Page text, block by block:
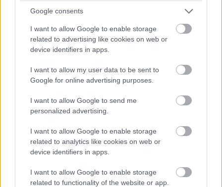
Google consents
I want to allow Google to enable storage
related to advertising like cookies on web or
device identifiers in apps.
I want to allow my user data to be sent to
Google for online advertising purposes.
I want to allow Google to send me
personalized advertising.
I want to allow Google to enable storage
related to analytics like cookies on web or
device identifiers in apps.
I want to allow Google to enable storage
related to functionality of the website or app.
ώρα για βόλτα ακολουθήστε -ακόµα και µε τα
πόδια, περίπου 20΄- την «αγροτική» διαδροµή για
το βυζαντινό µνηµείο της Αγίας Ελεούσας. Στον
δρόµο προς το χιονοδροµικό περάστε από την Άνω
Σουβάλα (το παλιό χωριό της Σουβάλας), όπου θα
ανακαλύψετε έναν µικρό οικισµό-έκπληξη, µε
εντυπωσιακά αρχοντικά και θαυµάσιες επιλογές για
παραδοσιακό φαγητό.Ειδικά αν είστε λάτρεις της
πεζοπορίας θα ευχαριστηθείτε εδώ εξαιρετικές
διαδροµές!